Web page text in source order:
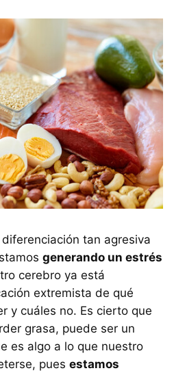
tan agresiva
generando un estrés
cerebro ya está
extremista de qué
y cuáles no. Es cierto que
grasa, puede ser un
es algo a lo que nuestro
pues estamos